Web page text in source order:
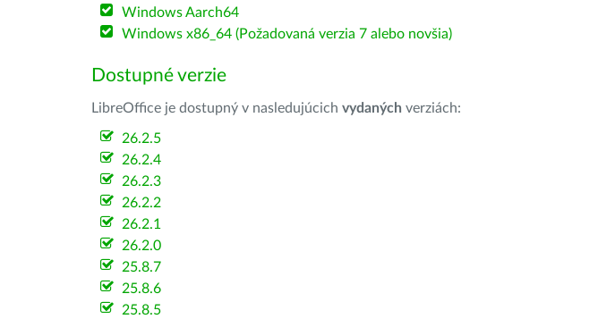
Windows Aarch64
Windows x86_64 (Požadovaná verzia 7 alebo novšia)
Dostupné verzie
LibreOffice je dostupný v nasledujúcich vydaných verziách:
26.2.5
26.2.4
26.2.3
26.2.2
26.2.1
26.2.0
25.8.7
25.8.6
25.8.5